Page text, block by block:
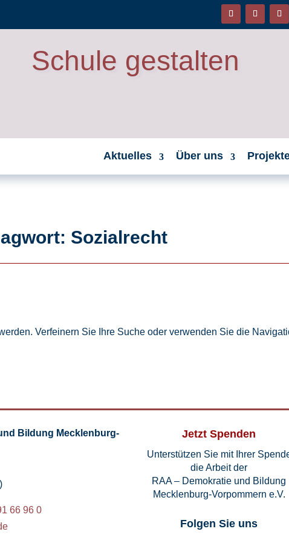
Schule gestalten
Aktuelles Über uns
Sozialrecht
Verfeinern Sie Ihre Suche oder verwenden Sie die
Bildung Mecklenburg-
66 96 0
Jetzt Spenden
Unterstützen Sie mit Ihrer
die Arbeit der
RAA – Demokratie und Bildung
Mecklenburg-Vorpommern e.V.
Folgen Sie uns